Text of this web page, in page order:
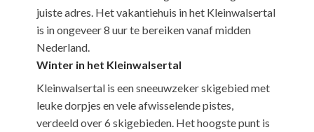
juiste adres. Het vakantiehuis in het Kleinwalsertal
is in ongeveer 8 uur te bereiken vanaf midden
Nederland.
Winter in het Kleinwalsertal
Kleinwalsertal is een sneeuwzeker skigebied met
leuke dorpjes en vele afwisselende pistes,
verdeeld over 6 skigebieden. Het hoogste punt is